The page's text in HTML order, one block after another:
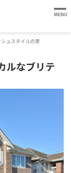
MENU
ュスタイルの家
ルなブリテ